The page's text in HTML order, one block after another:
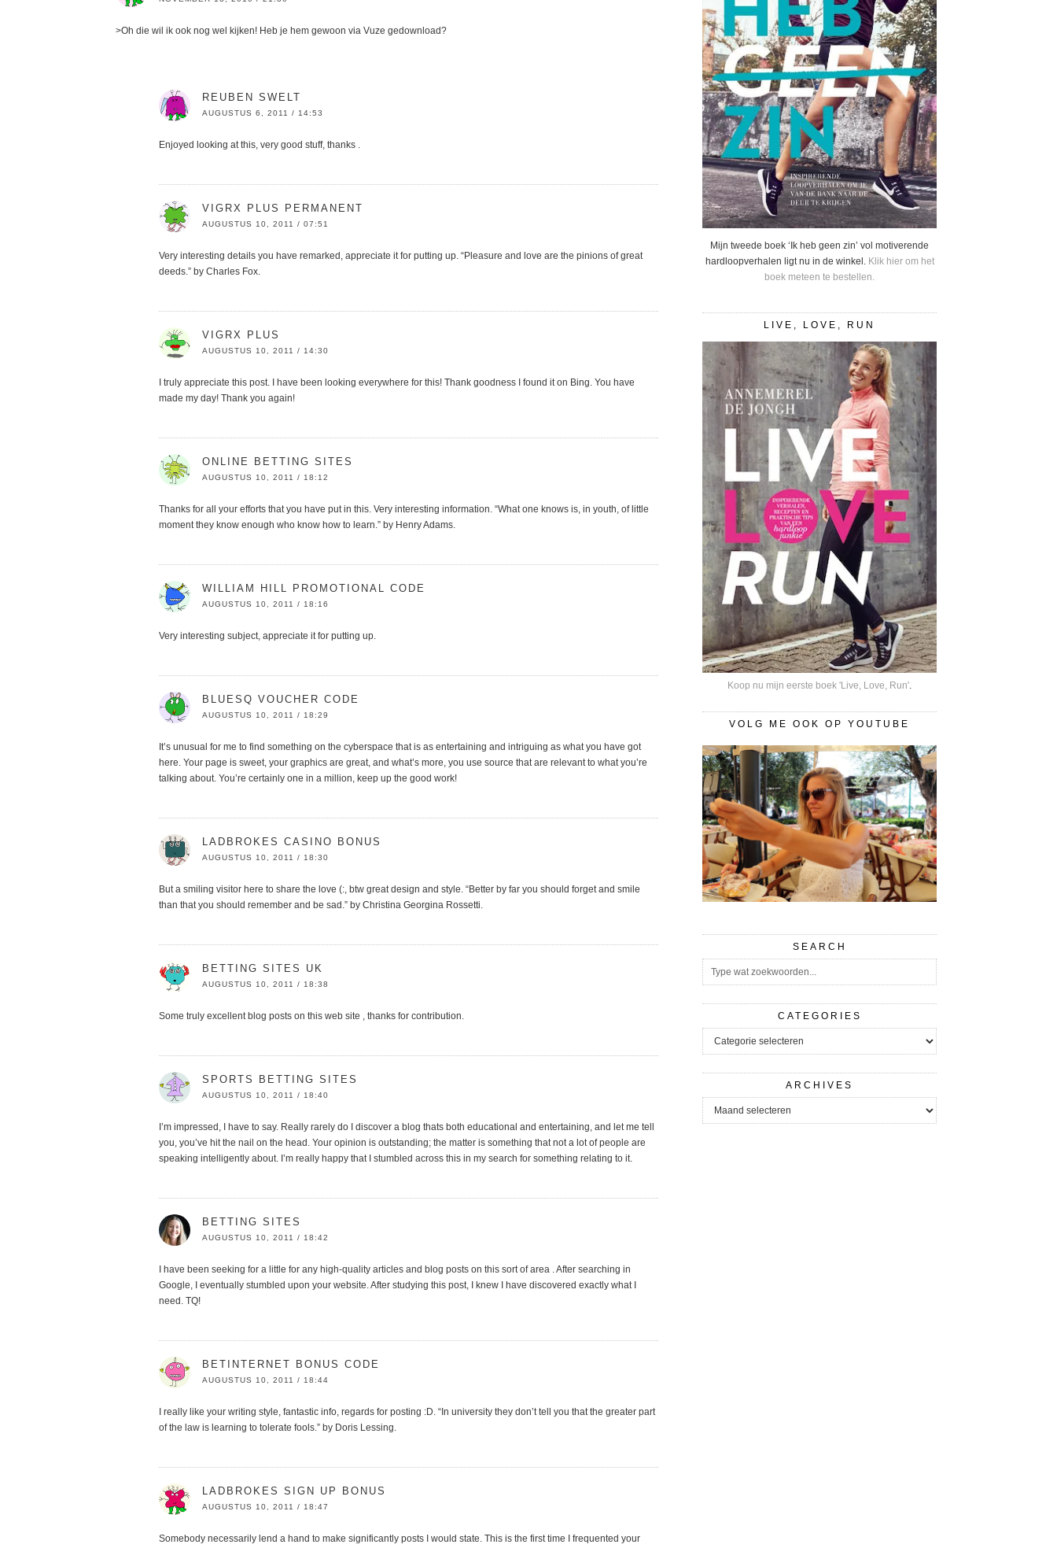
>Oh die wil ik ook nog wel kijken! Heb je hem gewoon via Vuze gedownload?
REUBEN SWELT
AUGUSTUS 6, 2011 / 14:53
Enjoyed looking at this, very good stuff, thanks .
VIGRX PLUS PERMANENT
AUGUSTUS 10, 2011 / 07:51
Very interesting details you have remarked, appreciate it for putting up. “Pleasure and love are the pinions of great
deeds.” by Charles Fox.
VIGRX PLUS
AUGUSTUS 10, 2011 / 14:30
I truly appreciate this post. I have been looking everywhere for this! Thank goodness I found it on Bing. You have
made my day! Thank you again!
ONLINE BETTING SITES
AUGUSTUS 10, 2011 / 18:12
Thanks for all your efforts that you have put in this. Very interesting information. “What one knows is, in youth, of little
moment they know enough who know how to learn.” by Henry Adams.
WILLIAM HILL PROMOTIONAL CODE
AUGUSTUS 10, 2011 / 18:16
Very interesting subject, appreciate it for putting up.
BLUESQ VOUCHER CODE
AUGUSTUS 10, 2011 / 18:29
It’s unusual for me to find something on the cyberspace that is as entertaining and intriguing as what you have got
here. Your page is sweet, your graphics are great, and what’s more, you use source that are relevant to what you’re
talking about. You’re certainly one in a million, keep up the good work!
LADBROKES CASINO BONUS
AUGUSTUS 10, 2011 / 18:30
But a smiling visitor here to share the love (:, btw great design and style. “Better by far you should forget and smile
than that you should remember and be sad.” by Christina Georgina Rossetti.
BETTING SITES UK
AUGUSTUS 10, 2011 / 18:38
Some truly excellent blog posts on this web site , thanks for contribution.
SPORTS BETTING SITES
AUGUSTUS 10, 2011 / 18:40
I’m impressed, I have to say. Really rarely do I discover a blog thats both educational and entertaining, and let me tell
you, you’ve hit the nail on the head. Your opinion is outstanding; the matter is something that not a lot of people are
speaking intelligently about. I’m really happy that I stumbled across this in my search for something relating to it.
BETTING SITES
AUGUSTUS 10, 2011 / 18:42
I have been seeking for a little for any high-quality articles and blog posts on this sort of area . After searching in
Google, I eventually stumbled upon your website. After studying this post, I knew I have discovered exactly what I
need. TQ!
BETINTERNET BONUS CODE
AUGUSTUS 10, 2011 / 18:44
I really like your writing style, fantastic info, regards for posting :D. “In university they don’t tell you that the greater part
of the law is learning to tolerate fools.” by Doris Lessing.
LADBROKES SIGN UP BONUS
AUGUSTUS 10, 2011 / 18:47
Somebody necessarily lend a hand to make significantly posts I would state. This is the first time I frequented your
Mijn tweede boek ‘Ik heb geen zin’ vol motiverende
hardloopverhalen ligt nu in de winkel. Klik hier om het
boek meteen te bestellen.
LIVE, LOVE, RUN
Koop nu mijn eerste boek 'Live, Love, Run'.
VOLG ME OOK OP YOUTUBE
SEARCH
CATEGORIES
CATEGORIES
ARCHIVES
ARCHIVES